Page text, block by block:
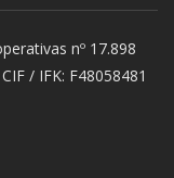
nº 17.898
/ IFK: F48058481